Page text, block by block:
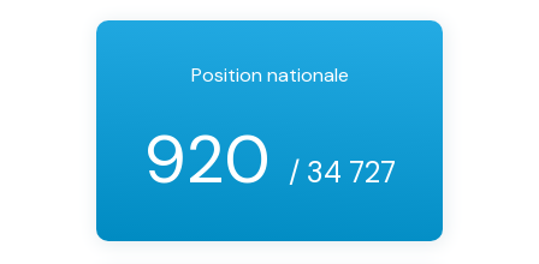
Position nationale
920 / 34 727